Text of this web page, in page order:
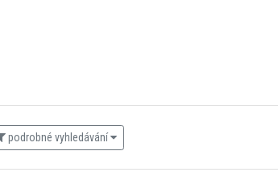
podrobné vyhledávání